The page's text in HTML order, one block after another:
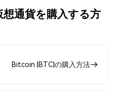
通貨を購入する方
Bitcoin (BTC)の購入方法